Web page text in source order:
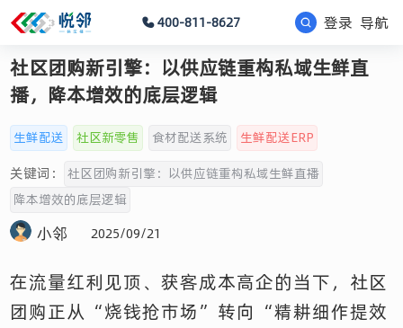
400-811-8627 登录 导航
社区团购新引擎：以供应链重构私域生鲜直
播，降本增效的底层逻辑
生鲜配送 社区新零售 食材配送系统 生鲜配送ERP
关键词：
社区团购新引擎：以供应链重构私域生鲜直播
降本增效的底层逻辑
小邻 2025/09/21
在流量红利见顶、获客成本高企的当下，社区
团购正从“烧钱抢市场”转向“精耕细作提效